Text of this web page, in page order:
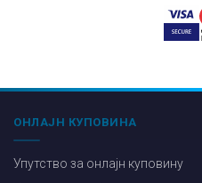
ОНЛАЈН КУПОВИНА
Упутство за онлајн куповину